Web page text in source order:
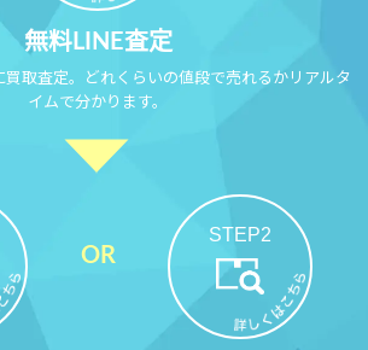
無料LINE査定
買取査定。どれくらいの値段で売れるかリアルタ
イムで分かります。
STEP2